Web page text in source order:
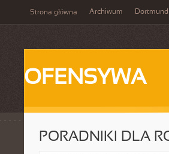
Strona główna Archiwum Dortmund
OFENSYWA
PORADNIKI DLA